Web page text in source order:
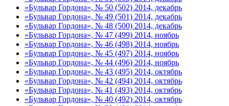
«Бульвар Гордона», № 50 (502) 2014, декабрь
«Бульвар Гордона», № 49 (501) 2014, декабрь
«Бульвар Гордона», № 48 (500) 2014, декабрь
«Бульвар Гордона», № 47 (499) 2014, ноябрь
«Бульвар Гордона», № 46 (498) 2014, ноябрь
«Бульвар Гордона», № 45 (497) 2014, ноябрь
«Бульвар Гордона», № 44 (496) 2014, ноябрь
«Бульвар Гордона», № 43 (495) 2014, октябрь
«Бульвар Гордона», № 42 (494) 2014, октябрь
«Бульвар Гордона», № 41 (493) 2014, октябрь
«Бульвар Гордона», № 40 (492) 2014, октябрь